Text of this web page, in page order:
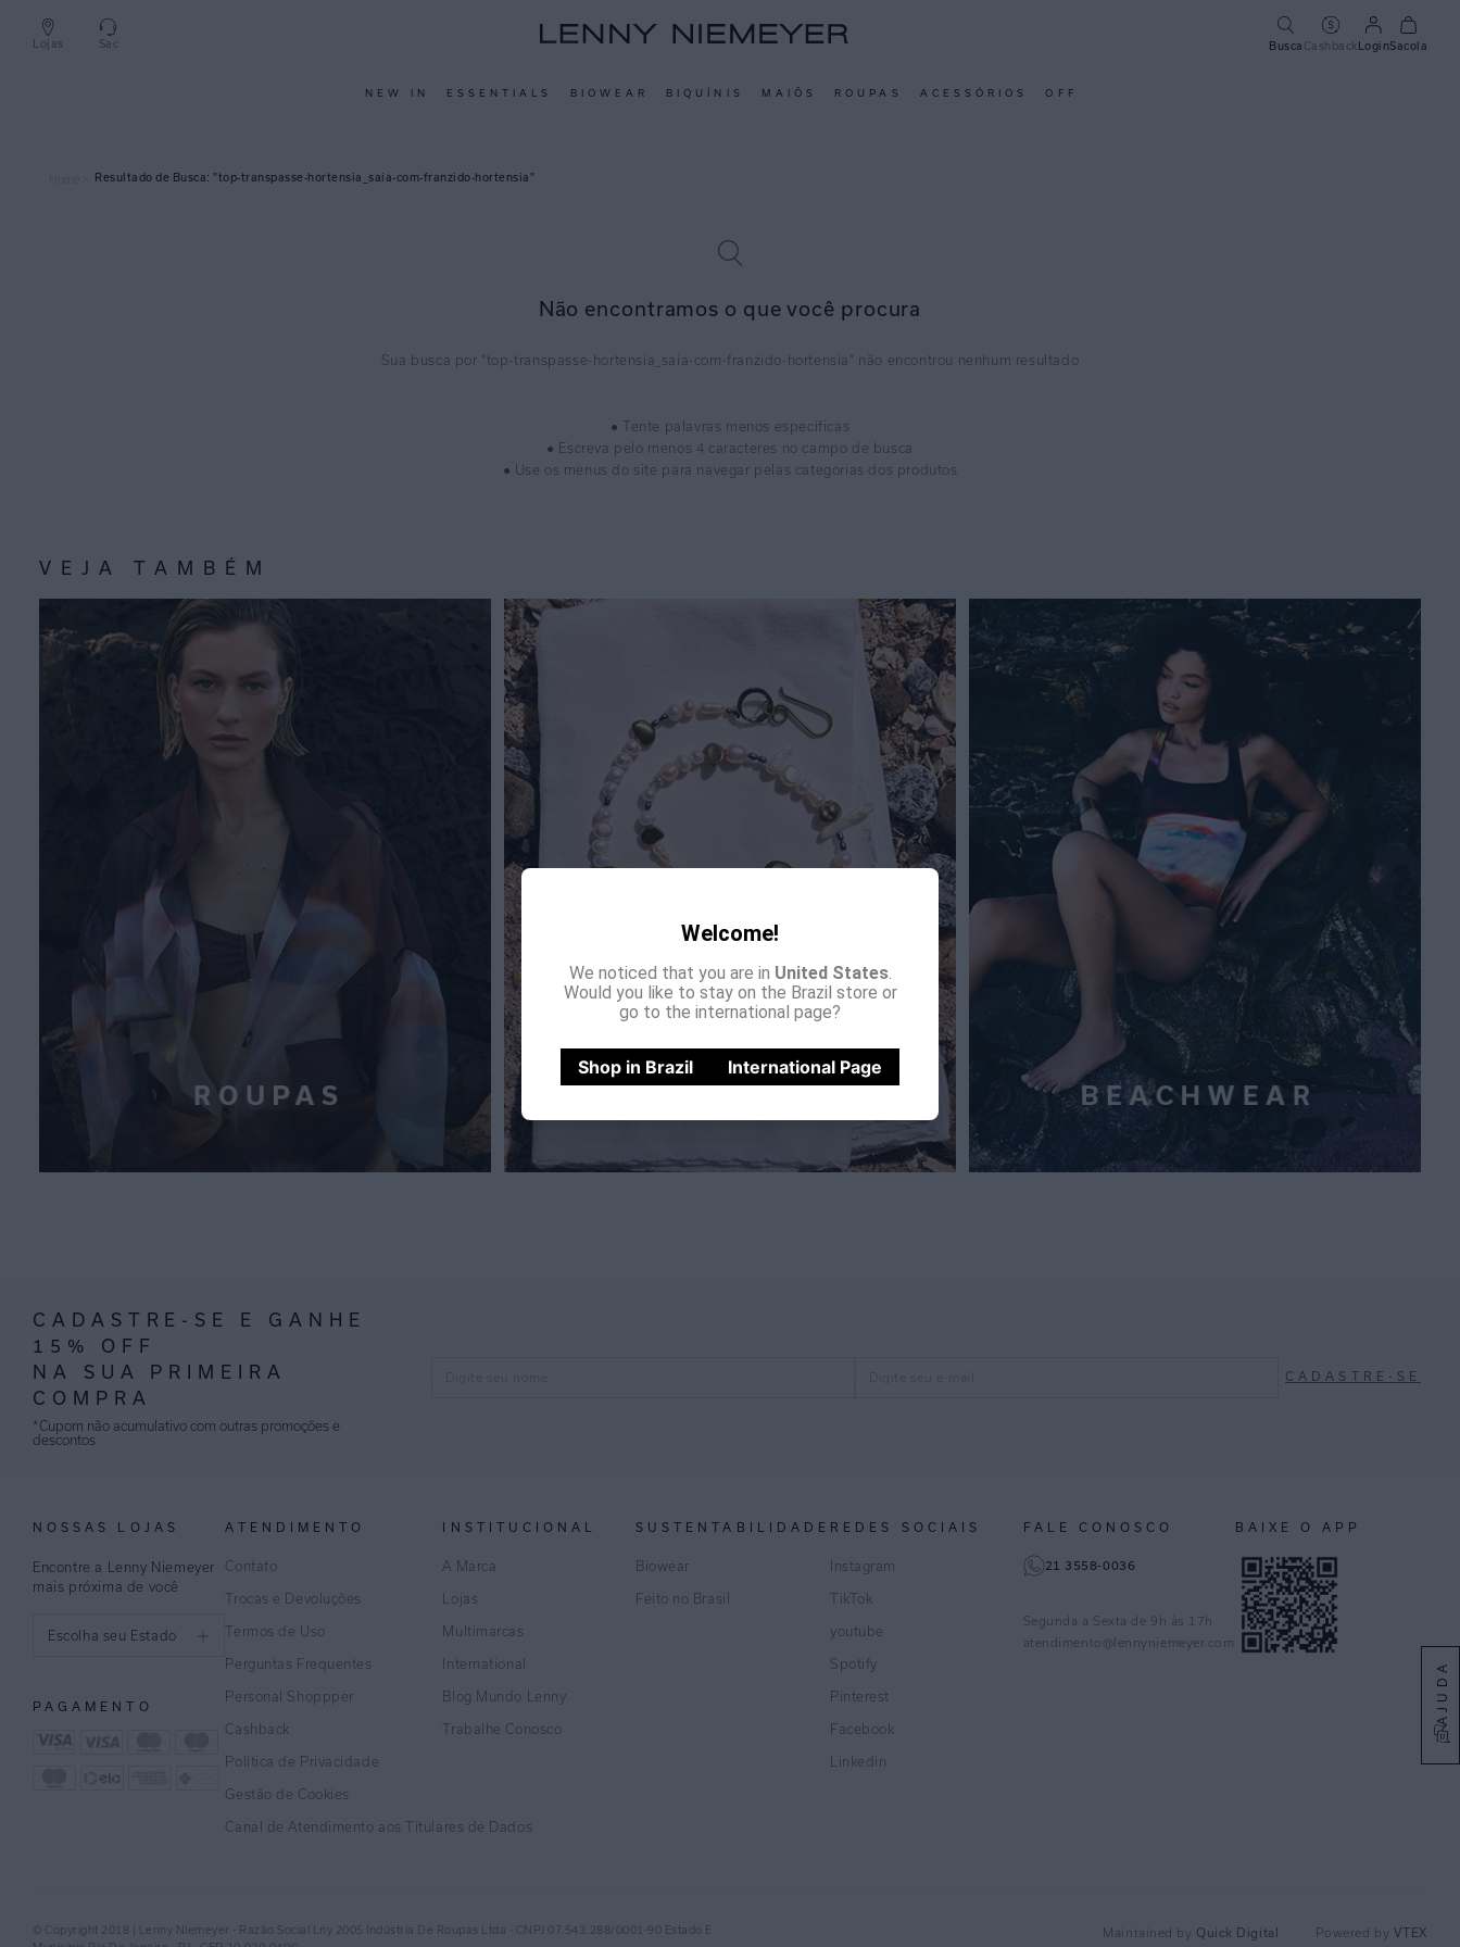
AJUDA
Lojas Sac Busca CashbackLoginSacola
NEW IN ESSENTIALS BIOWEAR BIQUÍNIS MAIÔS ROUPAS ACESSÓRIOS OFF
Welcome!
We noticed that you are in United States.
Would you like to stay on the Brazil store or
go to the international page?
Shop in Brazil International Page
top-transpasse-hortensia_saia-com-franzido-hortensia
Não encontramos o que você procura
top-transpasse-hortensia_saia-com-franzido-hortensia
● Tente palavras menos específicas
● Escreva pelo menos 4 caracteres no campo de busca
● Use os menus do site para navegar pelas categorias dos produtos
VEJA TAMBÉM
CADASTRE-SE E GANHE
15% OFF
NA SUA PRIMEIRA
COMPRA
*Cupom não acumulativo com outras promoções e
descontos
CADASTRE-SE
NOSSAS LOJAS
Encontre a Lenny Niemeyer
mais próxima de você
Escolha seu Estado
Distrito Federal
PAGAMENTO
ATENDIMENTO
Contato
Trocas e Devoluções
Termos de Uso
Perguntas Frequentes
Personal Shoppper
Cashback
Política de Privacidade
Gestão de Cookies
Canal de Atendimento aos Títulares de Dados
INSTITUCIONAL
A Marca
Lojas
Multimarcas
International
Blog Mundo Lenny
Trabalhe Conosco
SUSTENTABILIDADE
Biowear
Feito no Brasil
REDES SOCIAIS
Instagram
TikTok
youtube
Spotify
Pinterest
Facebook
Linkedin
FALE CONOSCO
21 3558-0036
Segunda a Sexta de 9h às 17h
atendimento@lennyniemeyer.com
BAIXE O APP
© Copyright 2018 | Lenny Niemeyer - Razão Social Lny 2005 Indústria De Roupas Ltda - CNPJ 07.543.288/0001-90 Estado E
Maintained by Quick Digital Powered by VTEX